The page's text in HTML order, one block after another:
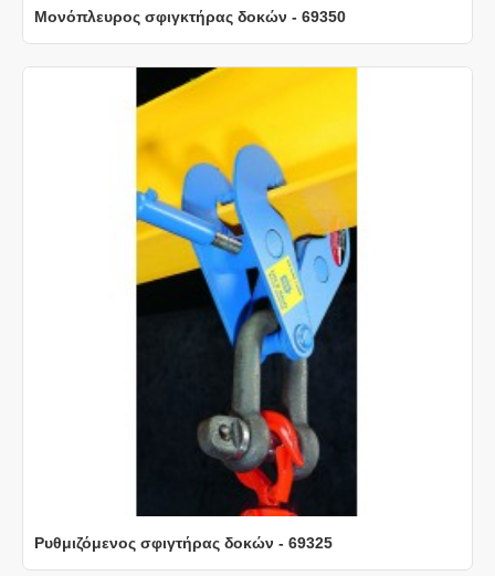
Μονόπλευρος σφιγκτήρας δοκών - 69350
Ρυθμιζόμενος σφιγτήρας δοκών - 69325